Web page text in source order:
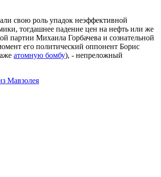
свою роль упадок неэффективной
тогдашнее падение цен на нефть или же
партии Михаила Горбачева и сознательной
его политический оппонент Борис
атомную бомбу), - непреложный
Мавзолея